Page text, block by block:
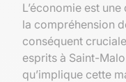
L’économie est
la compréhension
conséquent
esprits à Saint-
qu’implique cette